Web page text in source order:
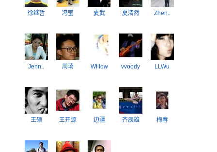
徐继哲 冯莹 夏武 夏清然 Zhen..
Jenn.. 周琦 Willow vvoody LLWu
王硕 王开源 边疆 齐辰雄 梅春